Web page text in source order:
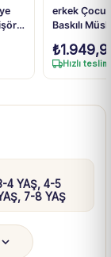
erkek
Baskılı
₺
Hızlı
4 YAŞ, 4-5
7-8 YAŞ